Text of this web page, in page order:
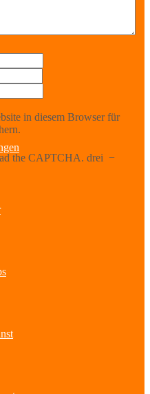
in diesem Browser für
the CAPTCHA. drei −